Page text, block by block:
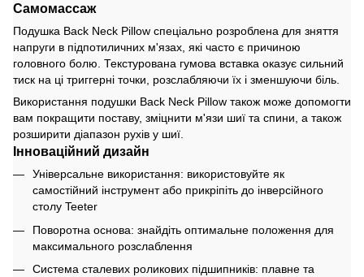
Самомассаж
Подушка Back Neck Pillow спеціально розроблена для зняття
напруги в підпотиличних м'язах, які часто є причиною
головного болю. Текстурована гумова вставка оказує сильний
тиск на ці триггерні точки, розслабляючи їх і зменшуючи біль.
Використання подушки Back Neck Pillow також може допомогти
вам покращити поставу, зміцнити м'язи шиї та спини, а також
розширити діапазон рухів у шиї.
Інноваційний дизайн
Універсальне використання: використовуйте як
самостійний інструмент або прикріпіть до інверсійного
столу Teeter
Поворотна основа: знайдіть оптимальне положення для
максимального розслаблення
Система сталевих роликових підшипників: плавне та